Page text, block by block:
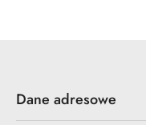
Dane adresowe